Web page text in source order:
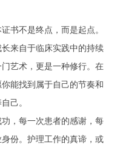
书不是终点，而是起点。
来自于临床实践中的持续
艺术，更是一种修行。在
能找到属于自己的节奏和
己。
，每一次患者的感谢，每
份。护理工作的真谛，或